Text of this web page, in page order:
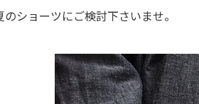
ショーツにご検討下さいませ。